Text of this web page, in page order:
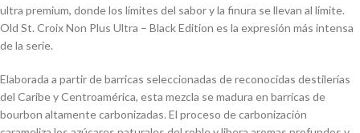
ultra premium, donde los límites del sabor y la finura se llevan al límite.
Old St. Croix Non Plus Ultra – Black Edition es la expresión más intensa
de la serie.
Elaborada a partir de barricas seleccionadas de reconocidas destilerías
del Caribe y Centroamérica, esta mezcla se madura en barricas de
bourbon altamente carbonizadas. El proceso de carbonización